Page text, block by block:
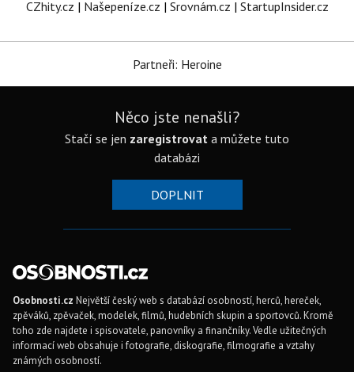
CZhity.cz | Našepeníze.cz | Srovnám.cz | StartupInsider.cz
Partneři: Heroine
Něco jste nenašli?
Stačí se jen zaregistrovat a můžete tuto
databázi
DOPLNIT
Osobnosti.cz Největší český web s databází osobností, herců, hereček,
zpěváků, zpěvaček, modelek, filmů, hudebních skupin a sportovců. Kromě
toho zde najdete i spisovatele, panovníky a finančníky. Vedle užitečných
informací web obsahuje i fotografie, diskografie, filmografie a vztahy
známých osobností.